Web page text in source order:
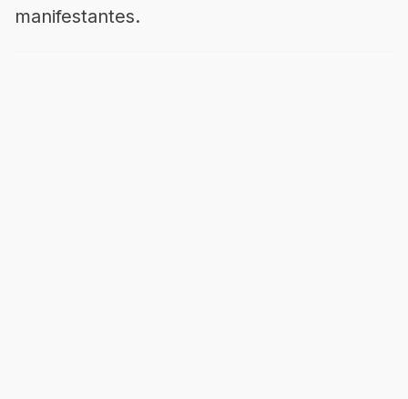
manifestantes.